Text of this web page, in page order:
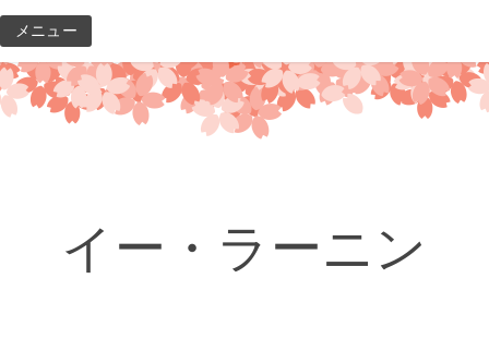
コ
ン
テ
ン
メニュー
イー・ラーニン